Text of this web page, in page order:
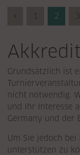
Previous (Zurück)
1 2 3
Grundsätzlich ist
nicht notwendig.
und Ihr Interesse
Germany und der
Um Sie jedoch
unterstützen zu